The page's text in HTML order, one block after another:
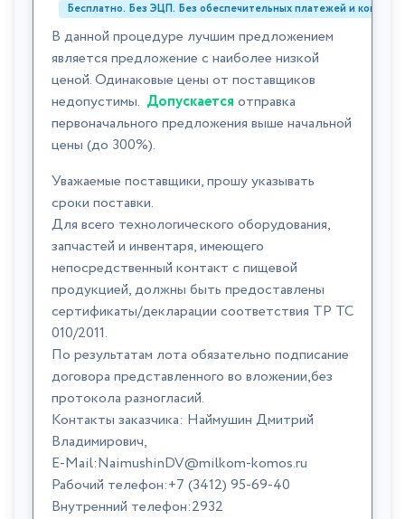
Бесплатно. Без ЭЦП. Без обеспечительных платежей и
В данной процедуре лучшим предложением
является предложение с наиболее низкой
ценой. Одинаковые цены от поставщиков
недопустимы. Допускается отправка
первоначального предложения выше начальной
цены (до 300%).
Уважаемые поставщики, прошу указывать
сроки поставки.
Для всего технологического оборудования,
запчастей и инвентаря, имеющего
непосредственный контакт с пищевой
продукцией, должны быть предоставлены
сертификаты/декларации соответствия ТР ТС
010/2011.
По результатам лота обязательно подписание
договора представленного во вложении,без
протокола разногласий.
Контакты заказчика: Наймушин Дмитрий
Владимирович,
E-Mail:NaimushinDV@milkom-komos.ru
Рабочий телефон:+7 (3412) 95-69-40
Внутренний телефон:2932